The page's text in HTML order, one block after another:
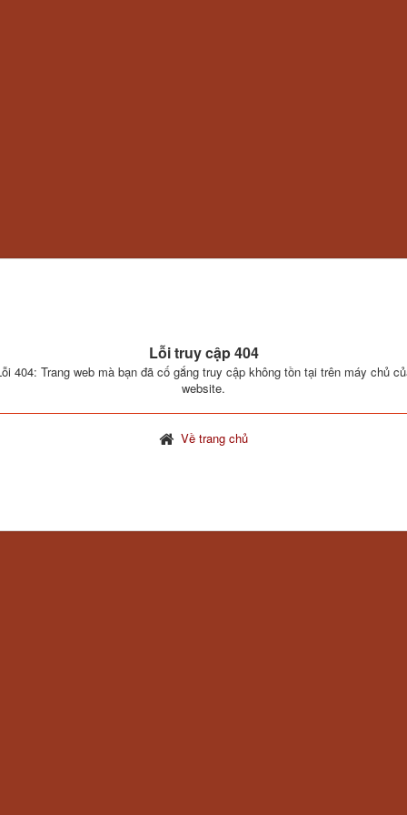
Lỗi truy cập 404
404: Trang web mà bạn đã cố gắng truy cập không tồn tại trên máy chủ
website.
Về trang chủ